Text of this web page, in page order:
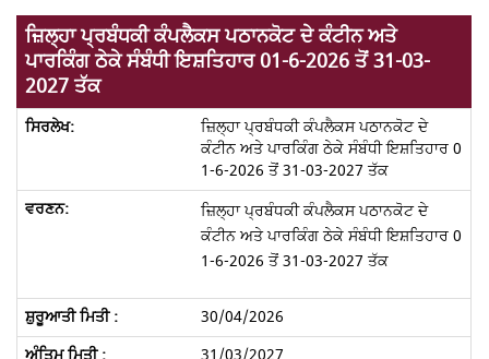
ਜ਼ਿਲ੍ਹਾ ਪ੍ਰਬੰਧਕੀ ਕੰਪਲੈਕਸ ਪਠਾਨਕੋਟ ਦੇ ਕੰਟੀਨ ਅਤੇ
ਪਾਰਕਿੰਗ ਠੇਕੇ ਸੰਬੰਧੀ ਇਸ਼ਤਿਹਾਰ 01-6-2026 ਤੋਂ 31-03-
2027 ਤੱਕ
ਜ਼ਿਲ੍ਹਾ ਪ੍ਰਬੰਧਕੀ ਕੰਪਲੈਕਸ ਪਠਾਨਕੋਟ ਦੇ
ਕੰਟੀਨ ਅਤੇ ਪਾਰਕਿੰਗ ਠੇਕੇ ਸੰਬੰਧੀ ਇਸ਼ਤਿਹਾਰ 0
1-6-2026 ਤੋਂ 31-03-2027 ਤੱਕ
ਜ਼ਿਲ੍ਹਾ ਪ੍ਰਬੰਧਕੀ ਕੰਪਲੈਕਸ ਪਠਾਨਕੋਟ ਦੇ
ਕੰਟੀਨ ਅਤੇ ਪਾਰਕਿੰਗ ਠੇਕੇ ਸੰਬੰਧੀ ਇਸ਼ਤਿਹਾਰ 0
1-6-2026 ਤੋਂ 31-03-2027 ਤੱਕ
30/04/2026